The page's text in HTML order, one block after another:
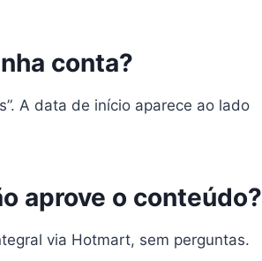
conta?
A data de início aparece ao lado
aprove o conteúdo?
via Hotmart, sem perguntas.